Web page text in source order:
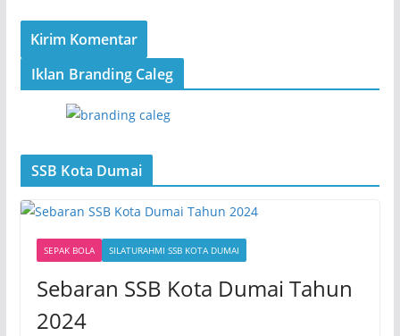
Iklan Branding Caleg
SSB Kota Dumai
SEPAK BOLA SILATURAHMI SSB KOTA DUMAI
Sebaran SSB Kota Dumai Tahun
2024